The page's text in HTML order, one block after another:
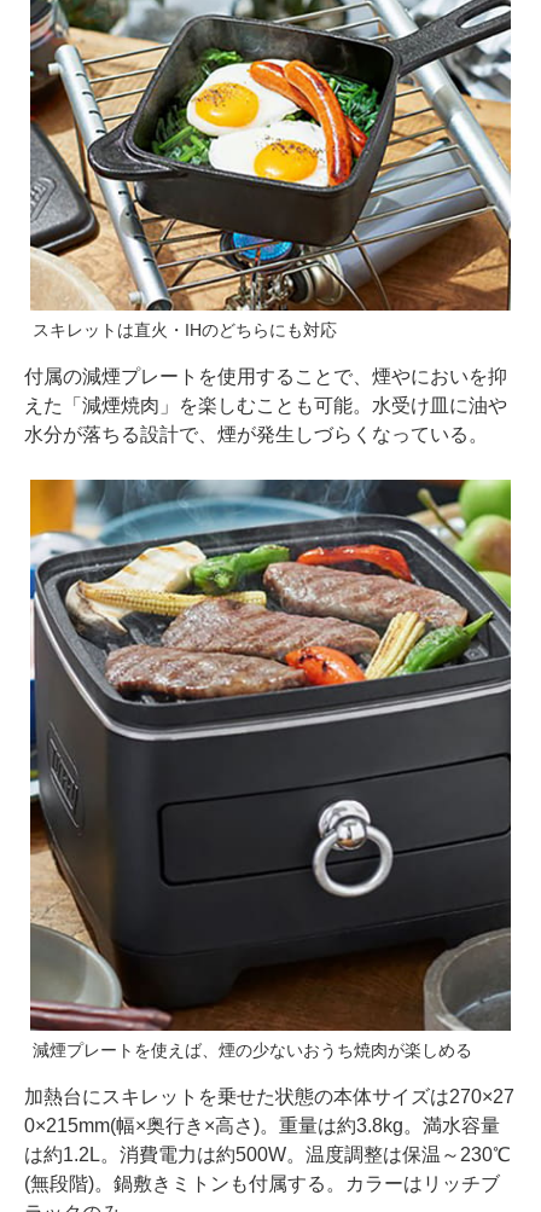
スキレットは直火・IHのどちらにも対応
付属の減煙プレートを使用することで、煙やにおいを抑
えた「減煙焼肉」を楽しむことも可能。水受け皿に油や
水分が落ちる設計で、煙が発生しづらくなっている。
減煙プレートを使えば、煙の少ないおうち焼肉が楽しめる
加熱台にスキレットを乗せた状態の本体サイズは270×27
0×215mm(幅×奥行き×高さ)。重量は約3.8kg。満水容量
は約1.2L。消費電力は約500W。温度調整は保温～230℃
(無段階)。鍋敷きミトンも付属する。カラーはリッチブ